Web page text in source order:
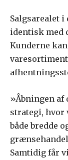
Salgsarealet
identisk med
Kunderne
»Åbningen af
strategi, hvor
både bredde
Samtidig får